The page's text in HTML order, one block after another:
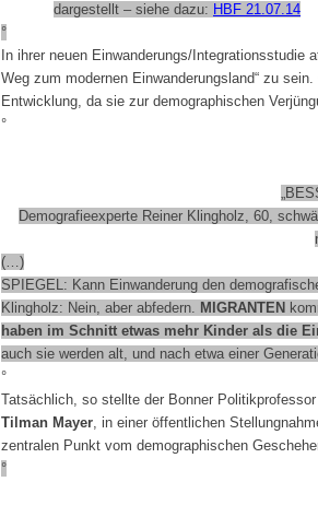
dargestellt – siehe dazu: HBF 21.07.14
°
In ihrer neuen Einwanderungs/Integrationsstudie
Weg zum modernen Einwanderungsland“ zu
Entwicklung, da sie zur demographischen
°
Demografieexperte Reiner Klingholz, 60,
(…)
SPIEGEL: Kann Einwanderung den
Klingholz: Nein, aber abfedern. MIGRANTEN
haben im Schnitt etwas mehr Kinder als die
auch sie werden alt, und nach etwa einer
°
Tatsächlich, so stellte der Bonner Politikprofessor
Tilman Mayer, in einer öffentlichen
zentralen Punkt vom demographischen
°